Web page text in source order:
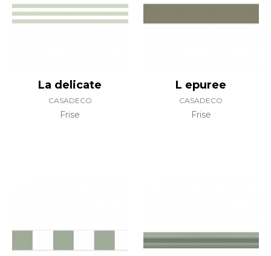
La delicate
CASADECO
Frise
L epuree
CASADECO
Frise